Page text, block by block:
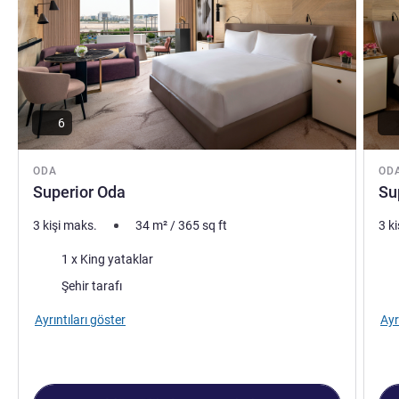
ODA
Superior Oda
6
3 kişi maks. 34 m²/365sq ft
1 x King yataklar
Manzara:Şehir tarafı
Ayrıntıları göster
3